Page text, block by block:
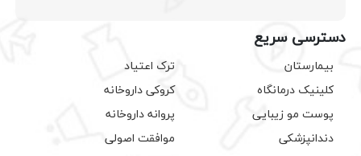
دسترسی سریع
بیمارستان
کلینیک درمانگاه
پوست مو زیبایی
دندانپزشکی
ترک اعتیاد
کروکی داروخانه
پروانه داروخانه
موافقت اصولی